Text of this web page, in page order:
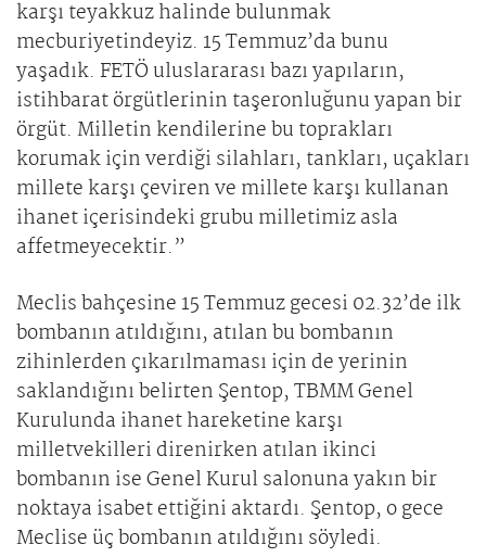
karşı teyakkuz halinde bulunmak
mecburiyetindeyiz. 15 Temmuz’da bunu
yaşadık. FETÖ uluslararası bazı yapıların,
istihbarat örgütlerinin taşeronluğunu yapan bir
örgüt. Milletin kendilerine bu toprakları
korumak için verdiği silahları, tankları, uçakları
millete karşı çeviren ve millete karşı kullanan
ihanet içerisindeki grubu milletimiz asla
affetmeyecektir.”
Meclis bahçesine 15 Temmuz gecesi 02.32’de ilk
bombanın atıldığını, atılan bu bombanın
zihinlerden çıkarılmaması için de yerinin
saklandığını belirten Şentop, TBMM Genel
Kurulunda ihanet hareketine karşı
milletvekilleri direnirken atılan ikinci
bombanın ise Genel Kurul salonuna yakın bir
noktaya isabet ettiğini aktardı. Şentop, o gece
Meclise üç bombanın atıldığını söyledi.